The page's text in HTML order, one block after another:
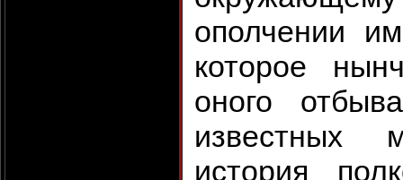
ополчении
которое
оного
известных
история